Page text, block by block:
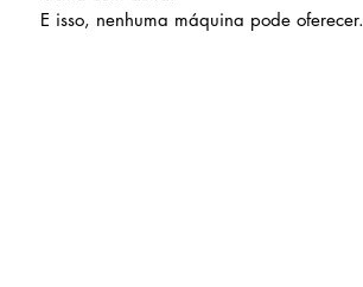
E isso, nenhuma máquina pode oferecer.